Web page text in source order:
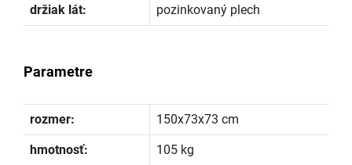
držiak lát: pozinkovaný plech
Parametre
rozmer: 150x73x73 cm
hmotnosť: 105 kg